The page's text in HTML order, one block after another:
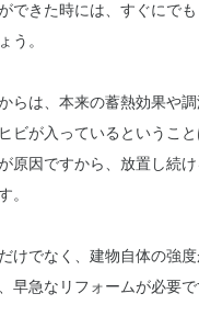
できた時には、すぐにで
う。
らは、本来の蓄熱効果や
ビが入っているというこ
原因ですから、放置し続
。
けでなく、建物自体の強
早急なリフォームが必要で